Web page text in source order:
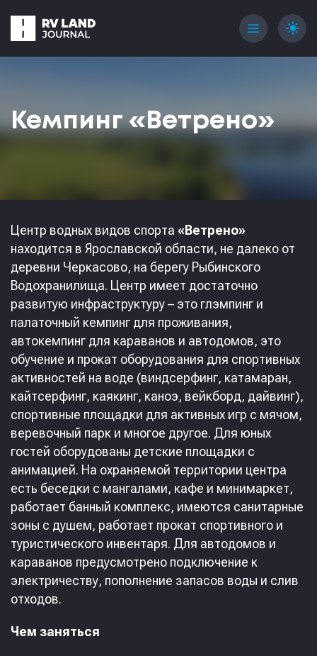
menu light_mode
Кемпинг «Ветрено»
Центр водных видов спорта «Ветрено»
находится в Ярославской области, не далеко от
деревни Черкасово, на берегу Рыбинского
Водохранилища. Центр имеет достаточно
развитую инфраструктуру – это глэмпинг и
палаточный кемпинг для проживания,
автокемпинг для караванов и автодомов, это
обучение и прокат оборудования для спортивных
активностей на воде (виндсерфинг, катамаран,
кайтсерфинг, каякинг, каноэ, вейкборд, дайвинг),
спортивные площадки для активных игр с мячом,
веревочный парк и многое другое. Для юных
гостей оборудованы детские площадки с
анимацией. На охраняемой территории центра
есть беседки с мангалами, кафе и минимаркет,
работает банный комплекс, имеются санитарные
зоны с душем, работает прокат спортивного и
туристического инвентаря. Для автодомов и
караванов предусмотрено подключение к
электричеству, пополнение запасов воды и слив
отходов.
Чем заняться